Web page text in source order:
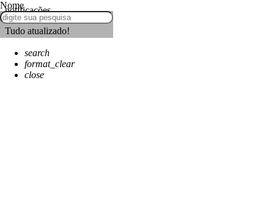
notificações
Tudo atualizado!
Nome
search
format_clear
close